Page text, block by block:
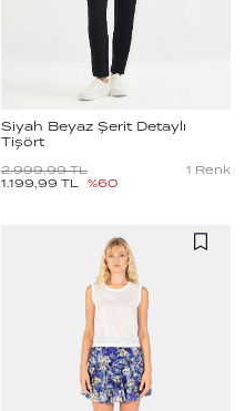
Siyah Beyaz Şerit Detaylı
Tişört
2.999,99 TL
1.199,99 TL %60
1 Renk